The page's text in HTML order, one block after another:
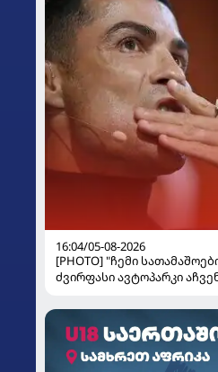
16:04/05-08-2026
[PHOTO] "ჩემი
ძვირფასი ავტოპარკი